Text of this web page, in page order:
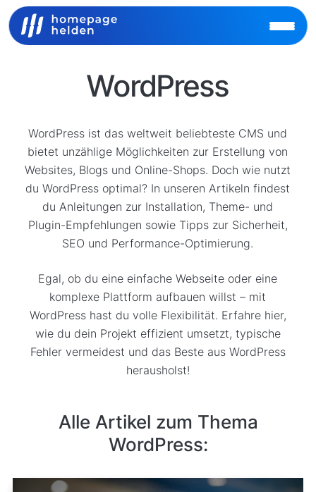
WordPress
WordPress ist das weltweit beliebteste CMS und
bietet unzählige Möglichkeiten zur Erstellung von
Websites, Blogs und Online-Shops. Doch wie nutzt
du WordPress optimal? In unseren Artikeln findest
du Anleitungen zur Installation, Theme- und
Plugin-Empfehlungen sowie Tipps zur Sicherheit,
SEO und Performance-Optimierung.
Egal, ob du eine einfache Webseite oder eine
komplexe Plattform aufbauen willst – mit
WordPress hast du volle Flexibilität. Erfahre hier,
wie du dein Projekt effizient umsetzt, typische
Fehler vermeidest und das Beste aus WordPress
herausholst!
Alle Artikel zum Thema
WordPress: